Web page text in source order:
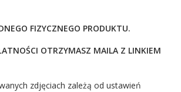
FIZYCZNEGO PRODUKTU.
OTRZYMASZ MAILA Z LINKIEM
zdjęciach zależą od ustawień